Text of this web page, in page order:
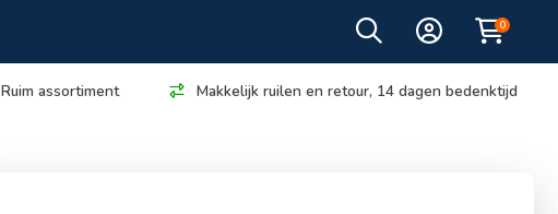
0
Ruim assortiment Makkelijk ruilen en retour, 14 dagen bedenktijd